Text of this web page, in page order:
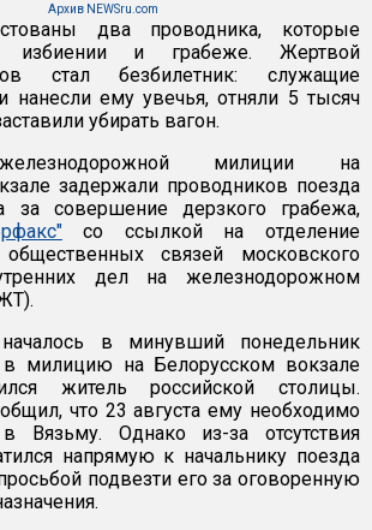
Архив NEWSru.com
два проводника, которые
избиении и грабеже. Жертвой
стал безбилетник: служащие
нанесли ему увечья, отняли 5 тысяч
убирать вагон.
милиции на
задержали проводников поезда
совершение дерзкого грабежа,
со ссылкой на отделение
связей московского
дел на железнодорожном
началось в минувший понедельник
в милицию на Белорусском вокзале
житель российской столицы.
что 23 августа ему необходимо
Вязьму. Однако из-за отсутствия
напрямую к начальнику поезда
подвезти его за оговоренную